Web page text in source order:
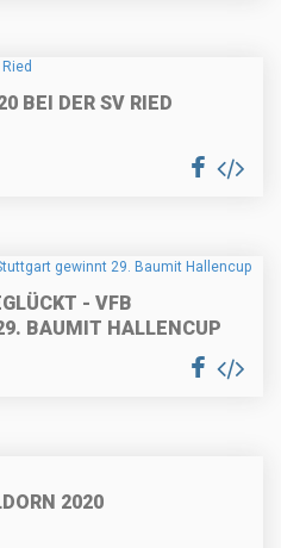
BEI DER SV RIED
- VFB
BAUMIT HALLENCUP
2020